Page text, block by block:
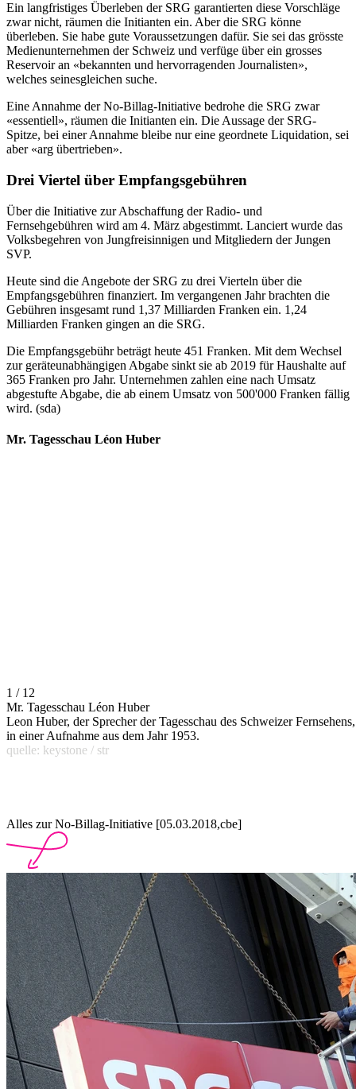
Ein langfristiges Überleben der SRG garantierten diese Vorschläge
zwar nicht, räumen die Initianten ein. Aber die SRG könne
überleben. Sie habe gute Voraussetzungen dafür. Sie sei das grösste
Medienunternehmen der Schweiz und verfüge über ein grosses
Reservoir an «bekannten und hervorragenden Journalisten»,
welches seinesgleichen suche.
Eine Annahme der No-Billag-Initiative bedrohe die SRG zwar
«essentiell», räumen die Initianten ein. Die Aussage der SRG-
Spitze, bei einer Annahme bleibe nur eine geordnete Liquidation, sei
aber «arg übertrieben».
Drei Viertel über Empfangsgebühren
Über die Initiative zur Abschaffung der Radio- und
Fernsehgebühren wird am 4. März abgestimmt. Lanciert wurde das
Volksbegehren von Jungfreisinnigen und Mitgliedern der Jungen
SVP.
Heute sind die Angebote der SRG zu drei Vierteln über die
Empfangsgebühren finanziert. Im vergangenen Jahr brachten die
Gebühren insgesamt rund 1,37 Milliarden Franken ein. 1,24
Milliarden Franken gingen an die SRG.
Die Empfangsgebühr beträgt heute 451 Franken. Mit dem Wechsel
zur geräteunabhängigen Abgabe sinkt sie ab 2019 für Haushalte auf
365 Franken pro Jahr. Unternehmen zahlen eine nach Umsatz
abgestufte Abgabe, die ab einem Umsatz von 500'000 Franken fällig
wird. (sda)
Mr. Tagesschau Léon Huber
1 / 12
Mr. Tagesschau Léon Huber
Leon Huber, der Sprecher der Tagesschau des Schweizer Fernsehens,
in einer Aufnahme aus dem Jahr 1953.
quelle: keystone / str
Alles zur No-Billag-Initiative [05.03.2018,cbe]